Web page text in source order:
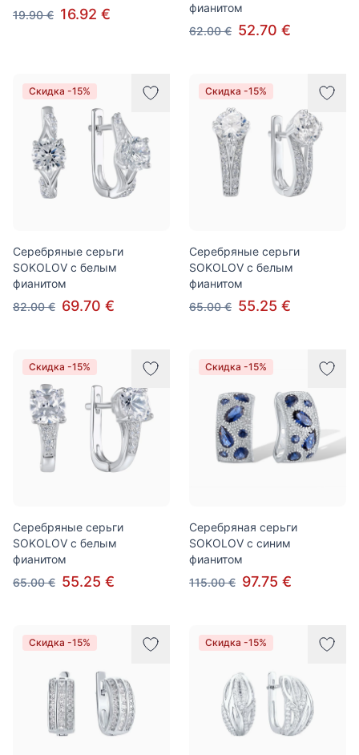
19.90 € 16.92 €
фианитом
62.00 € 52.70 €
Скидка -15%
Серебряные серьги
SOKOLOV с белым
фианитом
82.00 € 69.70 €
Скидка -15%
Серебряные серьги
SOKOLOV с белым
фианитом
65.00 € 55.25 €
Скидка -15%
Серебряные серьги
SOKOLOV с белым
фианитом
65.00 € 55.25 €
Скидка -15%
Серебряная серьги
SOKOLOV с синим
фианитом
115.00 € 97.75 €
Скидка -15% Скидка -15%